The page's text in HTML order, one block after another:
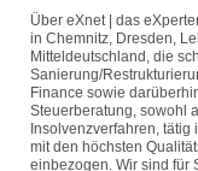
Über eXnet | das
in Chemnitz, Dresden,
Mitteldeutschland, die
Sanierung/
Finance sowie
Steuerberatung, sowohl
Insolvenzverfahren,
mit den höchsten
einbezogen. Wir sind für